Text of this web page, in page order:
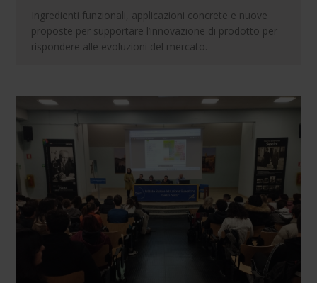
Ingredienti funzionali, applicazioni concrete e nuove
proposte per supportare l’innovazione di prodotto per
rispondere alle evoluzioni del mercato.